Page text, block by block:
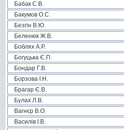
Бабак С.В.
Бакумов О.С.
Безгін В.Ю.
Беленюк Ж.В.
Боблях А.Р.
Богуцька Є.П.
Бондар Г.В.
Борзова І.Н.
Брагар Є.В.
Булах Л.В.
Вагнєр В.О.
Василів І.В.